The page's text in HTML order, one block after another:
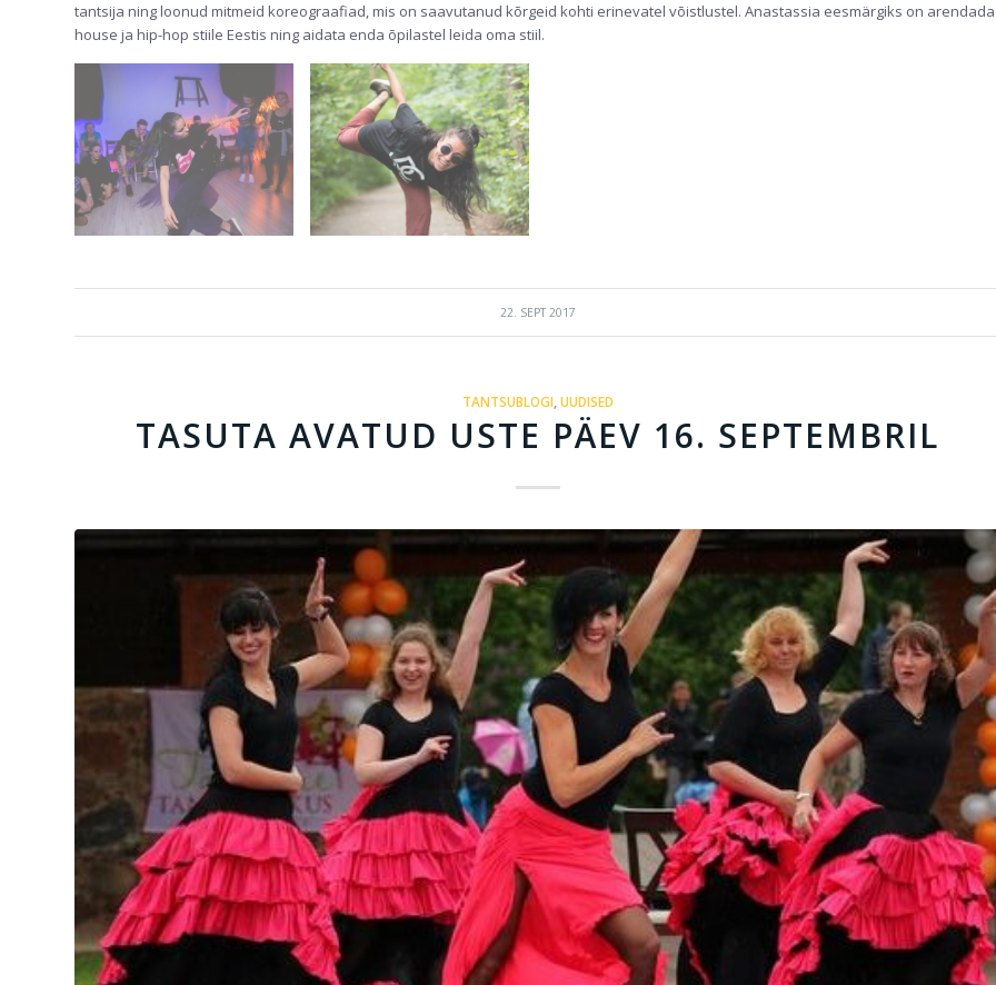
tantsija ning loonud mitmeid koreograafiad, mis on saavutanud kõrgeid kohti erinevatel võistlustel. Anastassia eesmärgiks on arendada
house ja hip-hop stiile Eestis ning aidata enda õpilastel leida oma stiil.
22. SEPT 2017
TANTSUBLOGI UUDISED
TASUTA AVATUD USTE PÄEV 16. SEPTEMBRIL